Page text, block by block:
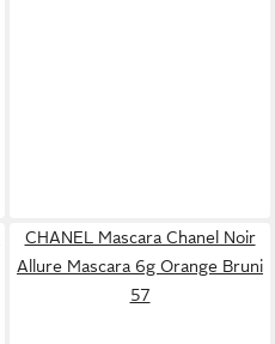
CHANEL Mascara Chanel Noir
Allure Mascara 6g Orange Bruni
57